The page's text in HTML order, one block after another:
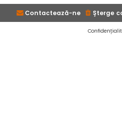
Şterge
Contactează-ne